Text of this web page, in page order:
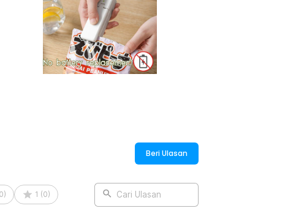
ini:
Sealer USB Rechargeable - LK-702
Beri Ulasan
0) 1 (0) Cari Ulasan